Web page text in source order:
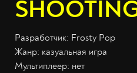
Разработчик: Frosty Pop
Жанр: казуальная игра
Мультиплеер: нет